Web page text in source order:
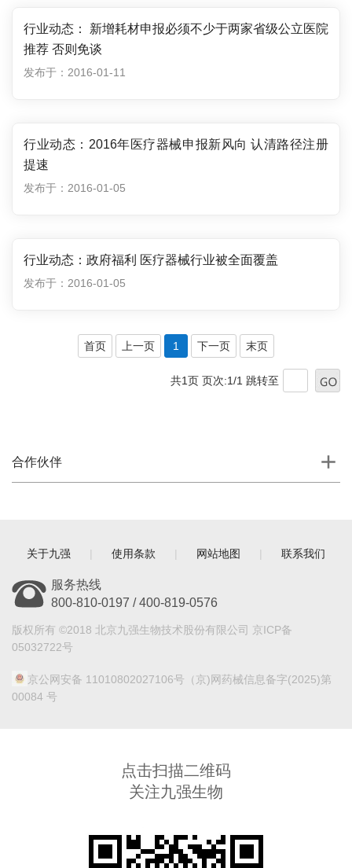
行业动态： 新增耗材申报必须不少于两家省级公立医院
推荐 否则免谈
发布于：2016-01-11
行业动态：2016年医疗器械申报新风向 认清路径注册
提速
发布于：2016-01-05
行业动态：政府福利 医疗器械行业被全面覆盖
发布于：2016-01-05
首页 上一页 1 下一页 末页
共1页 页次:1/1 跳转至
合作伙伴
关于九强 | 使用条款 | 网站地图 | 联系我们
服务热线
800-810-0197 / 400-819-0576
版权所有 ©2018 北京九强生物技术股份有限公司 京ICP备
05032722号
京公网安备 11010802027106号 （京)网药械信息备字(2025)第
00084 号
点击扫描二维码
关注九强生物